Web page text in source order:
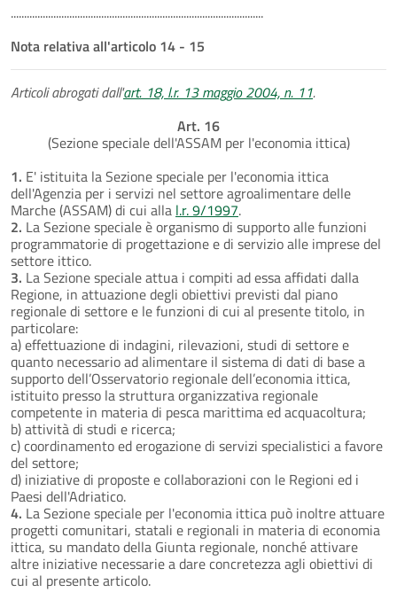
...............................................................................................
Nota relativa all'articolo 14 - 15
Articoli abrogati dall'art. 18, l.r. 13 maggio 2004, n. 11.
Art. 16
(Sezione speciale dell'ASSAM per l'economia ittica)
1. E' istituita la Sezione speciale per l'economia ittica
dell'Agenzia per i servizi nel settore agroalimentare delle
Marche (ASSAM) di cui alla l.r. 9/1997.
2. La Sezione speciale è organismo di supporto alle funzioni
programmatorie di progettazione e di servizio alle imprese del
settore ittico.
3. La Sezione speciale attua i compiti ad essa affidati dalla
Regione, in attuazione degli obiettivi previsti dal piano
regionale di settore e le funzioni di cui al presente titolo, in
particolare:
a) effettuazione di indagini, rilevazioni, studi di settore e
quanto necessario ad alimentare il sistema di dati di base a
supporto dell’Osservatorio regionale dell’economia ittica,
istituito presso la struttura organizzativa regionale
competente in materia di pesca marittima ed acquacoltura;
b) attività di studi e ricerca;
c) coordinamento ed erogazione di servizi specialistici a favore
del settore;
d) iniziative di proposte e collaborazioni con le Regioni ed i
Paesi dell'Adriatico.
4. La Sezione speciale per l'economia ittica può inoltre attuare
progetti comunitari, statali e regionali in materia di economia
ittica, su mandato della Giunta regionale, nonché attivare
altre iniziative necessarie a dare concretezza agli obiettivi di
cui al presente articolo.